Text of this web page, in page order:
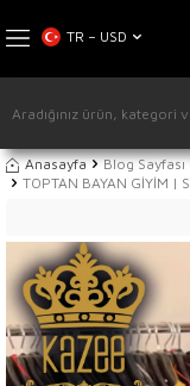
TR − USD
Anasayfa Blog Sayfası
TOPTAN BAYAN GİYİM |